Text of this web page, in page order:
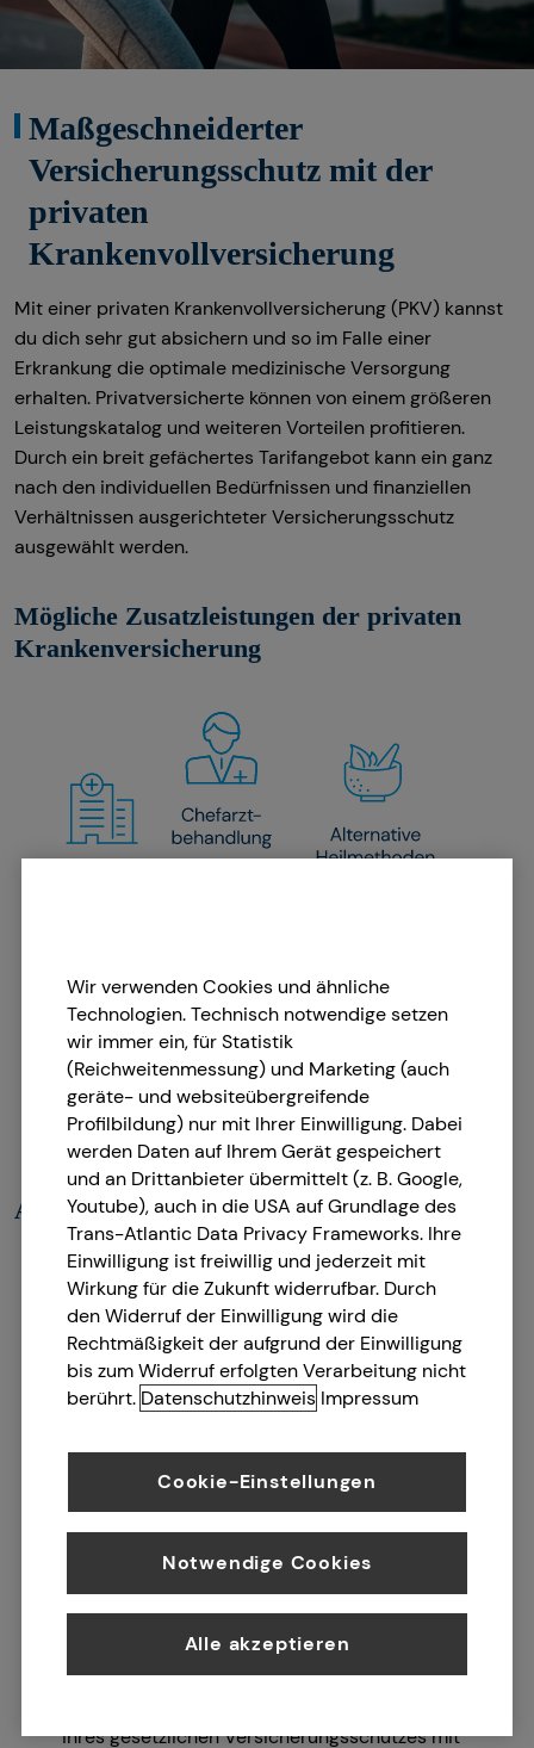
Private Krankenvorsorge
Kapitalanlage Immobilien
Sach- und Vermögenssicherung
Gewerbliche Versicherungen
Maßgeschneiderter
Versicherungsschutz mit der
privaten
Krankenvollversicherung
Mit einer privaten Krankenvollversicherung (PKV) kannst
du dich sehr gut absichern und so im Falle einer
Erkrankung die optimale medizinische Versorgung
erhalten. Privatversicherte können von einem größeren
Leistungskatalog und weiteren Vorteilen profitieren.
Durch ein breit gefächertes Tarifangebot kann ein ganz
nach den individuellen Bedürfnissen und finanziellen
Verhältnissen ausgerichteter Versicherungsschutz
ausgewählt werden.
Mögliche Zusatzleistungen der privaten
Krankenversicherung
Auf den Punkt gebracht
Die PKV stellt eine Alternative zur gesetzlichen
Krankenversicherung (GKV) dar und kann in vielen
Fällen eine günstigere bzw. leistungsstärkere
Alternative zur Absicherung der Gesundheit sein.
Verbeamtete Personen und Beamtenanwärter/-
innen, Selbstständige und Freiberufler/-innen sowie
2025) haben die Möglichkeit, sich privat zu
versichern.
Die Beitragshöhe ist in der Regel abhängig von
sowie deinem gewählten Leistungsumfang.
Angestellte unterhalb der
Jahresarbeitsentgeltgrenze (73.800 Euro im Jahr
ihres gesetzlichen Versicherungsschutzes mit
Wir verwenden Cookies und ähnliche
Technologien. Technisch notwendige setzen
wir immer ein, für Statistik
(Reichweitenmessung) und Marketing (auch
geräte- und websiteübergreifende
Profilbildung) nur mit Ihrer Einwilligung. Dabei
werden Daten auf Ihrem Gerät gespeichert
und an Drittanbieter übermittelt (z. B. Google,
Youtube), auch in die USA auf Grundlage des
Trans-Atlantic Data Privacy Frameworks. Ihre
Einwilligung ist freiwillig und jederzeit mit
Wirkung für die Zukunft widerrufbar. Durch
den Widerruf der Einwilligung wird die
Rechtmäßigkeit der aufgrund der Einwilligung
bis zum Widerruf erfolgten Verarbeitung nicht
berührt. Datenschutzhinweis Impressum
Cookie-Einstellungen
Notwendige Cookies
Alle akzeptieren